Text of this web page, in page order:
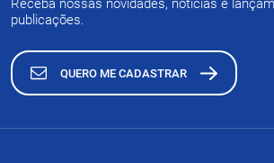
Receba nossas novidades, notícias e
publicações.
QUERO ME CADASTRAR